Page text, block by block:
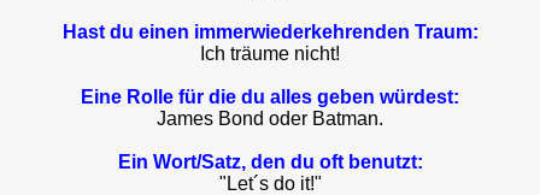
Hast du einen immerwiederkehrenden Traum:
Ich träume nicht!
Eine Rolle für die du alles geben würdest:
James Bond oder Batman.
Ein Wort/Satz, den du oft benutzt:
"Let´s do it!"